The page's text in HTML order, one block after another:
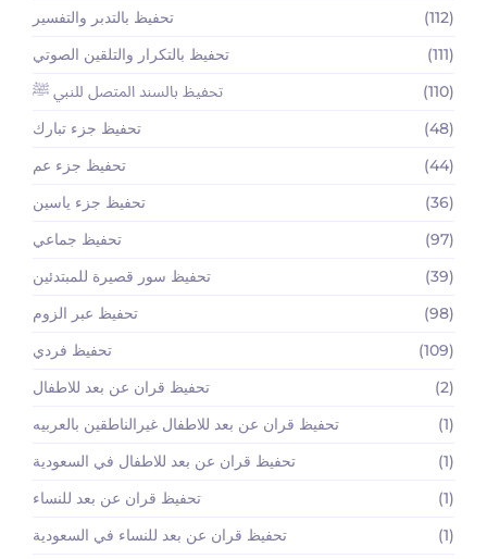
تحفيظ بالتدبر والتفسير
(112)
تحفيظ بالتكرار والتلقين الصوتي
(111)
تحفيظ بالسند المتصل للنبي ﷺ
(110)
تحفيظ جزء تبارك
(48)
تحفيظ جزء عم
(44)
تحفيظ جزء ياسين
(36)
تحفيظ جماعي
(97)
تحفيظ سور قصيرة للمبتدئين
(39)
تحفيظ عبر الزوم
(98)
تحفيظ فردي
(109)
تحفيظ قران عن بعد للاطفال
(2)
تحفيظ قران عن بعد للاطفال غيرالناطقين بالعربيه
(1)
تحفيظ قران عن بعد للاطفال في السعودية
(1)
تحفيظ قران عن بعد للنساء
(1)
تحفيظ قران عن بعد للنساء في السعودية
(1)